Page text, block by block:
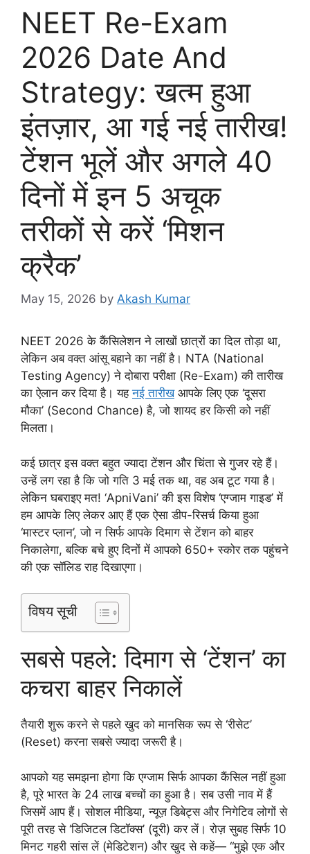
NEET Re-Exam
2026 Date And
Strategy: खत्म हुआ
इंतज़ार, आ गई नई तारीख!
टेंशन भूलें और अगले 40
दिनों में इन 5 अचूक
तरीकों से करें ‘मिशन
क्रैक’
May 15, 2026 by Akash Kumar
NEET 2026 के कैंसिलेशन ने लाखों छात्रों का दिल तोड़ा था,
लेकिन अब वक्त आंसू बहाने का नहीं है। NTA (National
Testing Agency) ने दोबारा परीक्षा (Re-Exam) की तारीख
का ऐलान कर दिया है। यहनई तारीखआपके लिए एक ‘दूसरा
मौका’ (Second Chance) है, जो शायद हर किसी को नहीं
मिलता।
कई छात्र इस वक्त बहुत ज्यादा टेंशन और चिंता से गुजर रहे हैं।
उन्हें लग रहा है कि जो गति 3 मई तक था, वह अब टूट गया है।
लेकिन घबराइए मत! ‘ApniVani’ की इस विशेष ‘एग्जाम गाइड’ में
हम आपके लिए लेकर आए हैं एक ऐसा डीप-रिसर्च किया हुआ
‘मास्टर प्लान’, जो न सिर्फ आपके दिमाग से टेंशन को बाहर
निकालेगा, बल्कि बचे हुए दिनों में आपको 650+ स्कोर तक पहुंचने
की एक सॉलिड राह दिखाएगा।
विषय सूची
सबसे पहले: दिमाग से ‘टेंशन’ का
कचरा बाहर निकालें
तैयारी शुरू करने से पहले खुद को मानसिक रूप से ‘रीसेट’
(Reset) करना सबसे ज्यादा जरूरी है।
आपको यह समझना होगा कि एग्जाम सिर्फ आपका कैंसिल नहीं हुआ
है, पूरे भारत के 24 लाख बच्चों का हुआ है। सब उसी नाव में हैं
जिसमें आप हैं। सोशल मीडिया, न्यूज़ डिबेट्स और निगेटिव लोगों से
पूरी तरह से ‘डिजिटल डिटॉक्स’ (दूरी) कर लें। रोज़ सुबह सिर्फ 10
मिनट गहरी सांस लें (मेडिटेशन) और खुद से कहें— “मुझे एक और